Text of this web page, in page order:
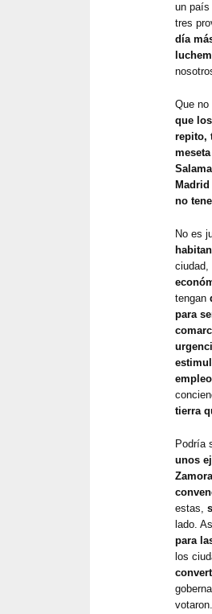
un país
tres
día
Que no
que
repito,
Madrid
no
No es
ciudad,
tengan
para
tierra
Podría
unos
estas,
lado.
para
los